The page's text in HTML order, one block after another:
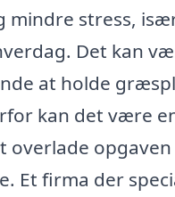
mindre stress,
Det kan
at holde
kan det være
overlade
Et firma der